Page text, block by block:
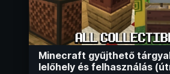
Minecraft gyűjthető
lelőhely és felhasználás